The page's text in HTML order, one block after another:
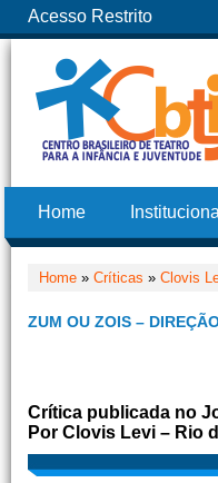
Acesso Restrito
Home Institucional
Home » Críticas » Clovis
ZUM OU ZOIS –
Crítica publicada no
Por Clovis Levi – Rio